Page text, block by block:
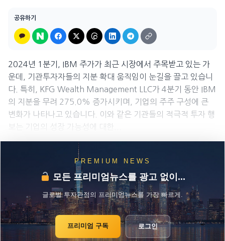
공유하기
2024년 1분기, IBM 주가가 최근 시장에서 주목받고 있는 가
운데, 기관투자자들의 지분 확대 움직임이 눈길을 끌고 있습니
다. 특히, KFG Wealth Management LLC가 4분기 동안 IBM
의 지분을 무려 275.0% 증가시키며, 기업의 주주 구성에 큰
변화가 나타나고 있습니다. 이와 같은 기관들의 적극적 투자 행
보는 기업의 성장 가능성에 대한...
PREMIUM NEWS
모든 프리미엄뉴스를 광고 없이...
글로벌 투자관점의 프리미엄뉴스를 가장 빠르게.
프리미엄 구독 로그인